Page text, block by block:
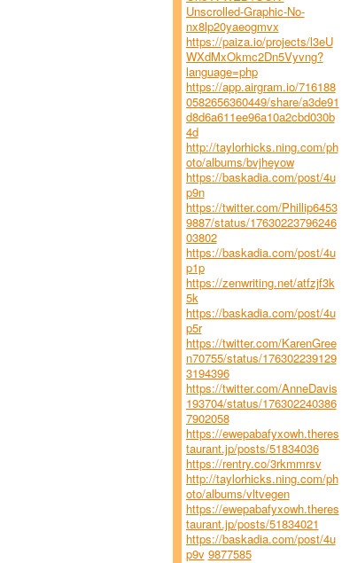
Unscrolled-Graphic-No-
nx8lp20yaeogmvx
https://paiza.io/projects/l3eU
WXdMxOkmc2Dn5Vyvng?
language=php
https://app.airgram.io/716188
0582656360449/share/a3de91
d8d6a611ee96a10a2cbd030b
4d
http://taylorhicks.ning.com/ph
oto/albums/bvjheyow
https://baskadia.com/post/4u
p9n
https://twitter.com/Phillip6453
9887/status/17630223796246
03802
https://baskadia.com/post/4u
p1p
https://zenwriting.net/atfzjf3k
5k
https://baskadia.com/post/4u
p5r
https://twitter.com/KarenGree
n70755/status/176302239129
3194396
https://twitter.com/AnneDavis
193704/status/176302240386
7902058
https://ewepabafyxowh.theres
taurant.jp/posts/51834036
https://rentry.co/3rkmmrsv
http://taylorhicks.ning.com/ph
oto/albums/vltvegen
https://ewepabafyxowh.theres
taurant.jp/posts/51834021
https://baskadia.com/post/4u
p9v 9877585